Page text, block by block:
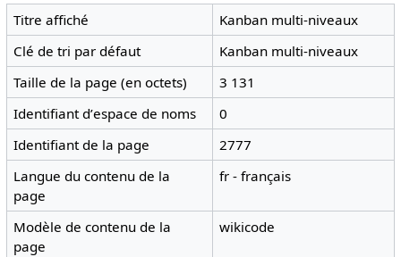
Titre affiché
Kanban multi-niveaux
Clé de tri par défaut
Kanban multi-niveaux
Taille de la page (en octets)
3 131
Identifiant dʼespace de noms
0
Identifiant de la page
2777
Langue du contenu de la
page
fr - français
Modèle de contenu de la
page
wikicode